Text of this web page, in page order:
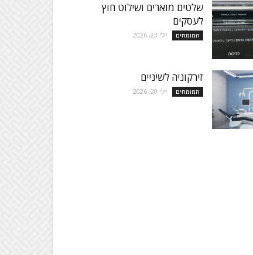
שלטים מוארים ושילוט חוץ
לעסקים
המומחים יולי 23, 2026
זירקוניה לשיניים
המומחים יולי 20, 2026